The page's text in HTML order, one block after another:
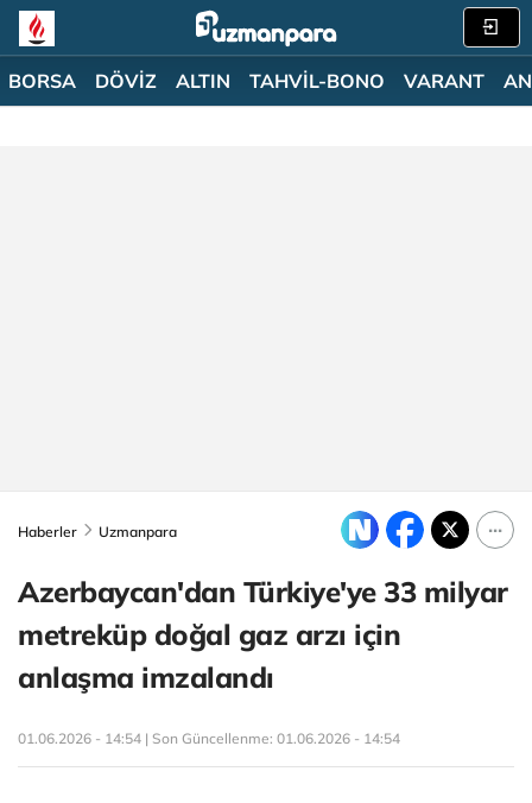
BORSA DÖVİZ ALTIN TAHVİL-BONO VARANT
Haberler Uzmanpara
Azerbaycan'dan Türkiye'ye 33 milyar
metreküp doğal gaz arzı için
anlaşma imzalandı
01.06.2026 - 14:54 | Son Güncellenme: 01.06.2026 - 14:54